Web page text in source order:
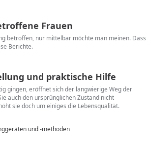
Frauen
betroffen, nur mittelbar möchte man meinen. Dass
Berichte.
und praktische Hilfe
gingen, eröffnet sich der langwierige Weg der
auch den ursprünglichen Zustand nicht
sie doch um einiges die Lebensqualität.
und -methoden